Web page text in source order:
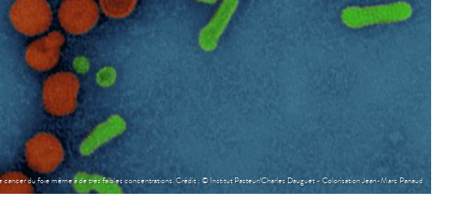
cancer du foie même à de très faibles concentrations. Crédit : © Institut Pasteur/Charles Dauguet - Colorisation Jean-Marc Panaud